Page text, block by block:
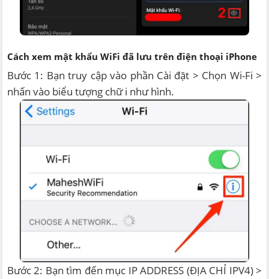
Cách xem mật khẩu WiFi đã lưu trên điện thoại iPhone
Bước 1: Bạn truy cập vào phần Cài đặt > Chọn Wi-Fi >
nhấn vào biểu tượng chữ i như hình.
Bước 2: Bạn tìm đến mục IP ADDRESS (ĐỊA CHỈ IPV4) >